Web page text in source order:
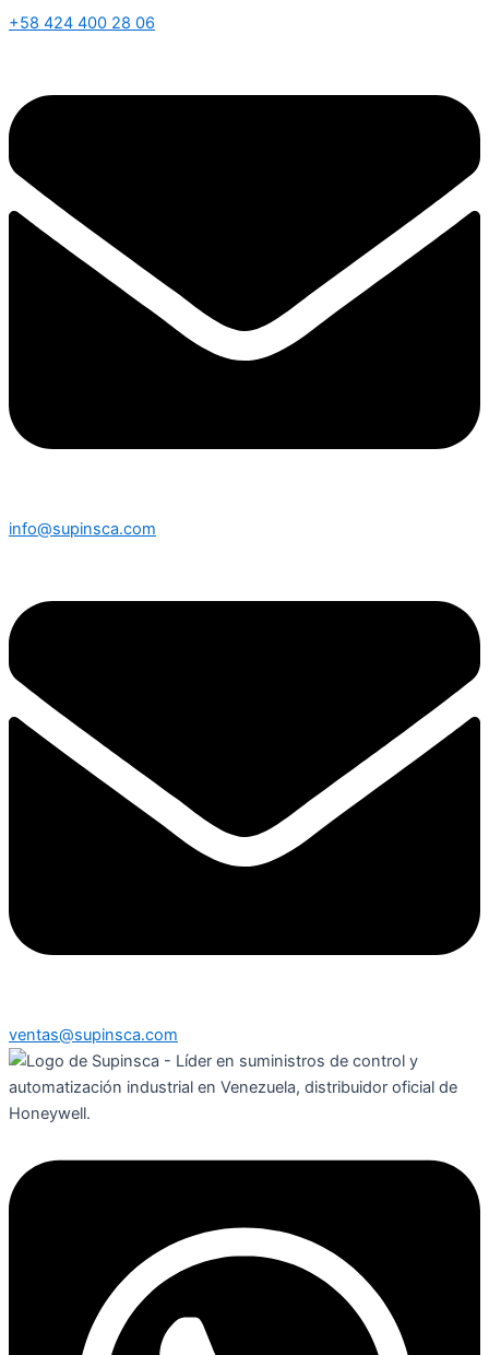
+58 424 400 28 06
info@supinsca.com
ventas@supinsca.com